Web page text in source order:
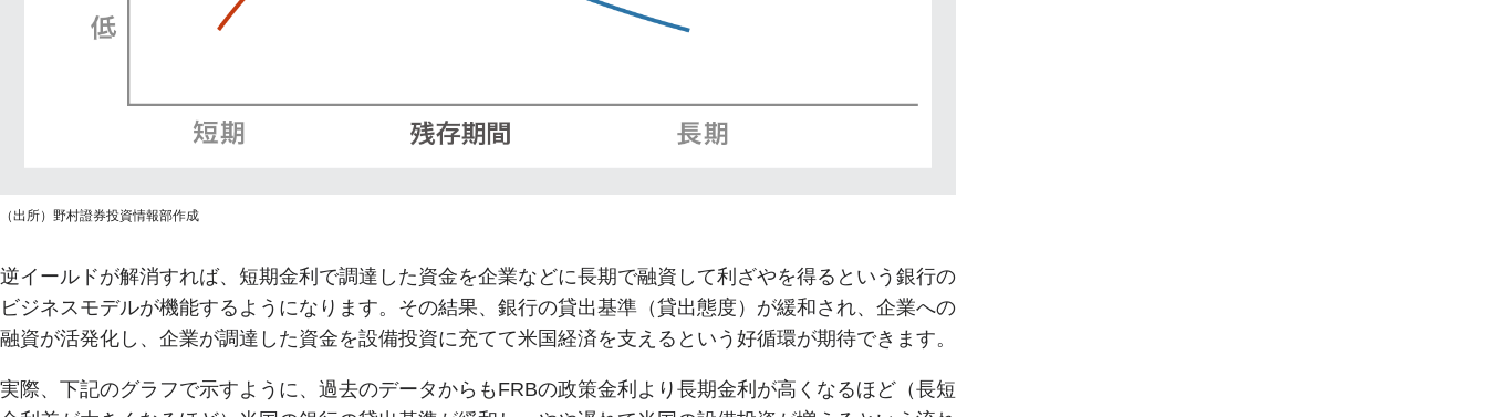
（出所）野村證券投資情報部作成
逆イールドが解消すれば、短期金利で調達した資金を企業などに長期で融資して利ざやを得るという銀行の
ビジネスモデルが機能するようになります。その結果、銀行の貸出基準（貸出態度）が緩和され、企業への
融資が活発化し、企業が調達した資金を設備投資に充てて米国経済を支えるという好循環が期待できます。
実際、下記のグラフで示すように、過去のデータからもFRBの政策金利より長期金利が高くなるほど（長短